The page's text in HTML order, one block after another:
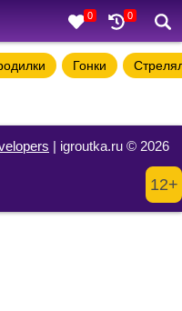
0 0
Гонки
| igroutka.ru © 2026
12+